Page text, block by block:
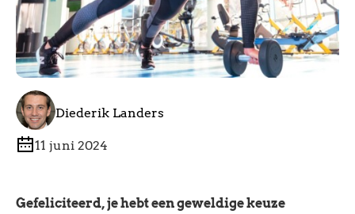
Diederik Landers
11 juni 2024
Gefeliciteerd, je hebt een geweldige keuze